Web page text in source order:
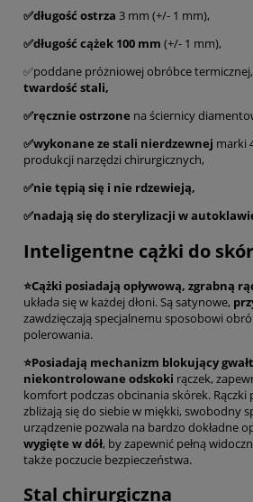
✅długość ostrza 3 mm (+/- 1 mm),
✅długość cążek 100 mm (+/- 1 mm),
✅poddane próżniowej obróbce
twardość stali,
✅ręcznie ostrzone na ściernicy
✅wykonane ze stali nierdzewnej marki
produkcji narzędzi chirurgicznych,
✅nie tępią się i nie rdzewieją,
✅nadają się do sterylizacji w
Inteligentne cążki do
⭐Cążki posiadają opływową, zgrabną
układa się w każdej dłoni. Są satynowe,
zawdzięczają specjalnemu sposobowi
polerowania.
⭐Posiadają mechanizm blokujący
niekontrolowane odskoki rączek,
komfort podczas obcinania skórek. Rączki
zbliżają się do siebie w miękki, swobodny
urządzenie pozwala na bardzo dokładne
wygięte w dół, by zapewnić pełną
także poczucie bezpieczeństwa.
Stal chirurgiczna